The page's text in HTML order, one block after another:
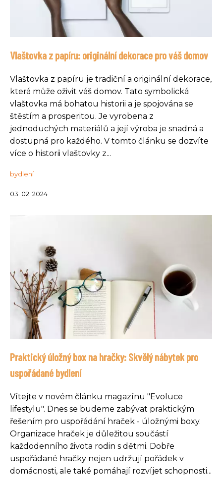
Vlaštovka z papíru: originální dekorace pro váš domov
Vlaštovka z papíru je tradiční a originální dekorace,
která může oživit váš domov. Tato symbolická
vlaštovka má bohatou historii a je spojována se
štěstím a prosperitou. Je vyrobena z
jednoduchých materiálů a její výroba je snadná a
dostupná pro každého. V tomto článku se dozvíte
více o historii vlaštovky z...
bydlení
03. 02. 2024
Praktický úložný box na hračky: Skvělý nábytek pro
uspořádané bydlení
Vítejte v novém článku magazínu "Evoluce
lifestylu". Dnes se budeme zabývat praktickým
řešením pro uspořádání hraček - úložnými boxy.
Organizace hraček je důležitou součástí
každodenního života rodin s dětmi. Dobře
uspořádané hračky nejen udržují pořádek v
domácnosti, ale také pomáhají rozvíjet schopnosti...